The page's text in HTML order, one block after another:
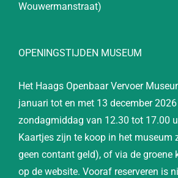
Wouwermanstraat)
OPENINGSTIJDEN MUSEUM
Het Haags Openbaar Vervoer
januari tot en met 13 december
zondagmiddag van 12.30 tot 17.00
Kaartjes zijn te koop in het museum
geen contant geld), of via de groene
op de website. Vooraf reserveren is